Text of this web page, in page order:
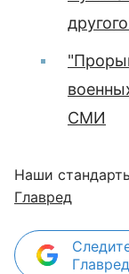
СМИ
Наши
Главред